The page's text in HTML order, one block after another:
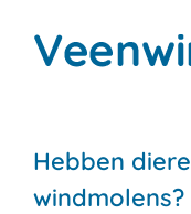
naar
inhoud
Hebben
windmolens?